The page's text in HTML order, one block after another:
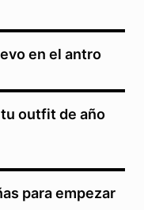
en el antro
outfit de año
para empezar